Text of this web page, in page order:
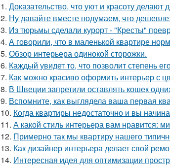
1. Доказательство, что уют и красоту делают
2. Ну давайте вместе подумаем, что
3. Из тюрьмы сделали курорт - "Кресты"
4. А говорили, что в маленькой квартире
5. Обзор интерьера одинокой сторожки.
6. Каждый увидет то, что позволит степень
7. Как можно красиво оформить интерьер с
8. В Швеции запретили оставлять кошек
9. Вспомните, как выглядела ваша первая
10. Когда квартиры недостаточно и вы
11. А какой стиль интерьера вам нравится:
12. Примерно так мы квартиру нашего
13. Как дизайнер интерьера делает свой
14. Интересная идея для оптимизации